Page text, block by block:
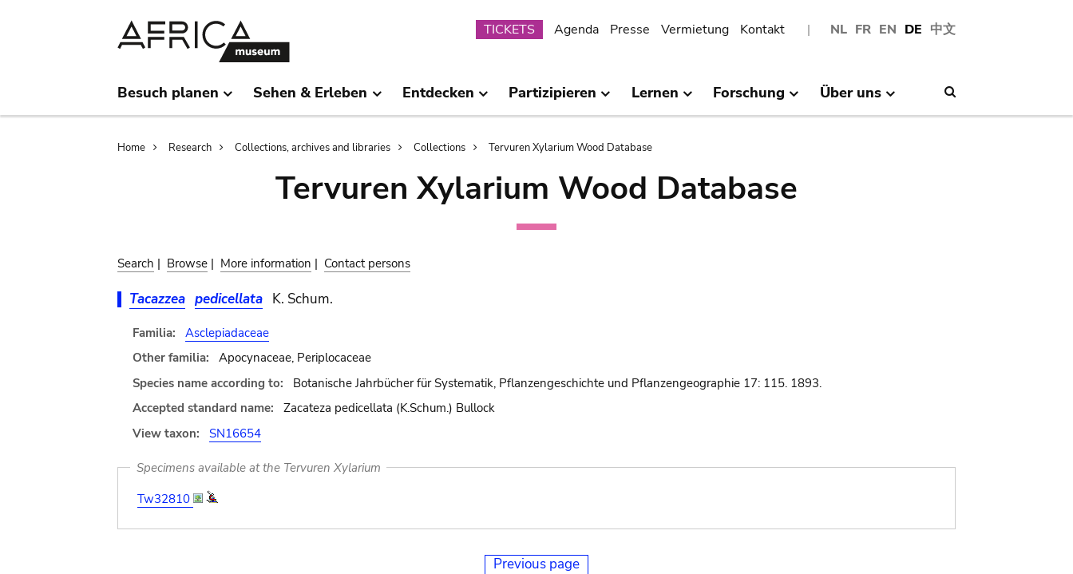
NL FR EN DE 中文
Submenu
TICKETS Agenda Presse Vermietung Kontakt
Besuch planen Sehen & Erleben Entdecken Partizipieren Lernen Forschung Über uns
Breadcrumb
Home Research Collections, archives and libraries Collections Tervuren Xylarium Wood Database
Tervuren Xylarium Wood Database
Search | Browse | More information | Contact persons
Tacazzea pedicellata K. Schum.
Familia:
Asclepiadaceae
Other familia:
Apocynaceae, Periplocaceae
Species name according to:
Botanische Jahrbücher für Systematik, Pflanzengeschichte und Pflanzengeographie 17: 115. 1893.
Accepted standard name:
Zacateza pedicellata (K.Schum.) Bullock
View taxon:
SN16654
Specimens available at the Tervuren Xylarium
Tw32810
Previous page